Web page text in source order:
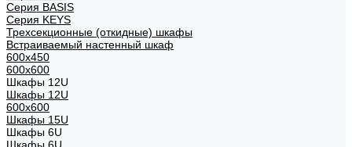
Cерия BASIS
Cерия KEYS
Трехсекционные (откидные) шкафы
Встраиваемый настенный шкаф
600x450
600x600
Шкафы 12U
Шкафы 12U
600x600
Шкафы 15U
Шкафы 6U